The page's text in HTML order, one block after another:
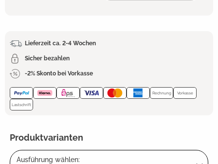
Lieferzeit ca. 2-4 Wochen
Sicher bezahlen
-2% Skonto bei Vorkasse
Rechnung Vorkasse
Lastschrift
Produktvarianten
Ausführung wählen: